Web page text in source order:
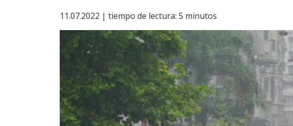
11.07.2022 | tiempo de lectura: 5 minutos